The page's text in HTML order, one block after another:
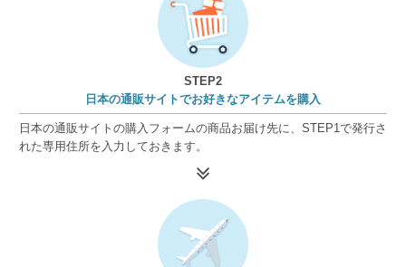
STEP2
日本の通販サイトでお好きなアイテムを購入
日本の通販サイトの購入フォームの商品お届け先に、STEP1で発行さ
れた専用住所を入力しておきます。